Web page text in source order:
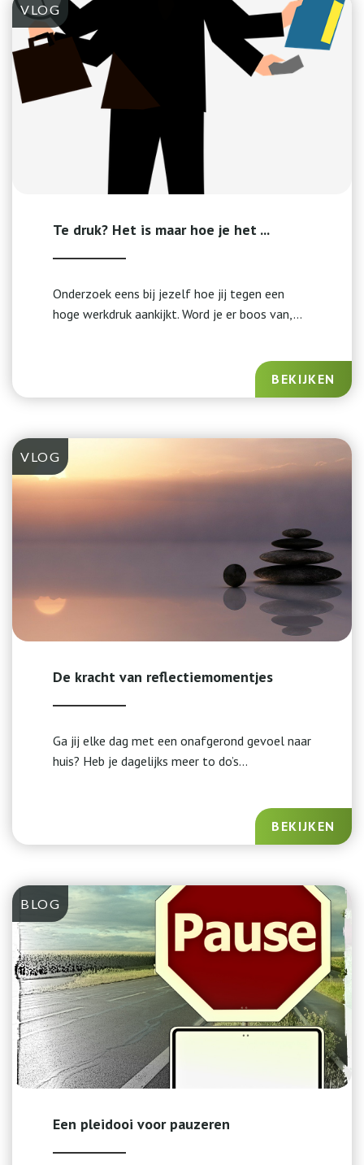
VLOG
Te druk? Het is maar hoe je het ...
Onderzoek eens bij jezelf hoe jij tegen een
hoge werkdruk aankijkt. Word je er boos van,...
BEKIJKEN
VLOG
De kracht van reflectiemomentjes
Ga jij elke dag met een onafgerond gevoel naar
huis? Heb je dagelijks meer to do’s...
BEKIJKEN
BLOG
Een pleidooi voor pauzeren